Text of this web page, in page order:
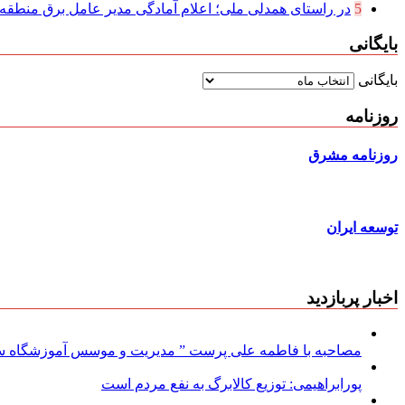
5 در راستای همدلی ملی؛ اعلام آمادگی مدیر عامل برق
بایگانی
بایگانی
روزنامه
روزنامه مشرق
توسعه ایران
اخبار پربازدید
مصاحبه با فاطمه علی پرست ” مدیریت و موسس آموزشگاه
پورابراهیمی: توزیع کالابرگ به نفع مردم است